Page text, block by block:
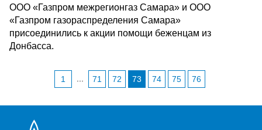
ООО «Газпром межрегионгаз Самара» и ООО
«Газпром газораспределения Самара»
присоединились к акции помощи беженцам из
Донбасса.
1 71 72 73 74 75 76